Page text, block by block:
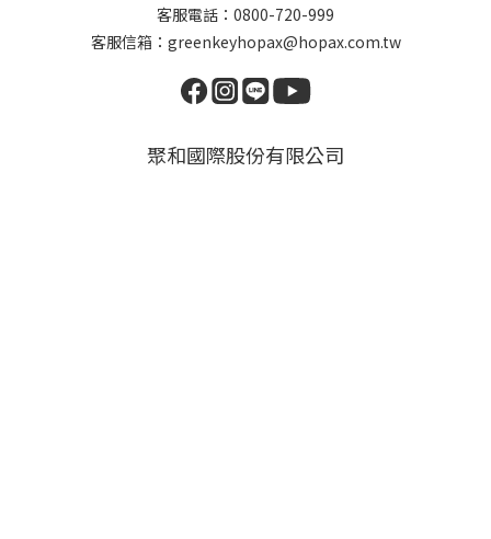
客服電話：0800-720-999
客服信箱：greenkeyhopax@hopax.com.tw
聚和國際股份有限公司